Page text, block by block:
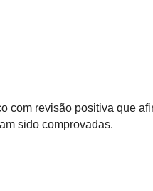
com revisão positiva que
sido comprovadas.